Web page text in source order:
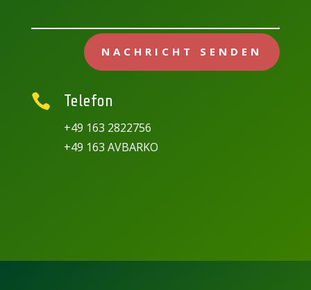
NACHRICHT SENDEN
 Telefon
+49 163 2822756
+49 163 AVBARKO